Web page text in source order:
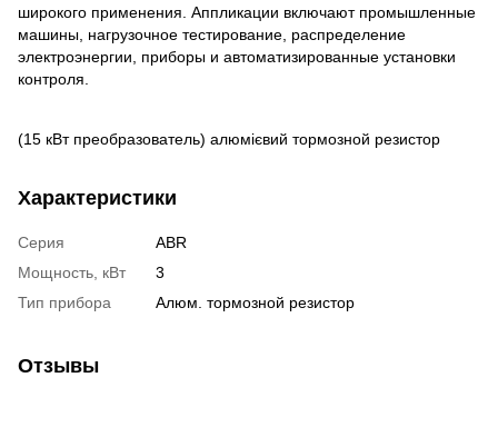
широкого применения. Аппликации включают промышленные
машины, нагрузочное тестирование, распределение
электроэнергии, приборы и автоматизированные установки
контроля.
(15 кВт преобразователь) алюмієвий тормозной резистор
Характеристики
Серия
ABR
Мощность, кВт
3
Тип прибора
Алюм. тормозной резистор
Отзывы